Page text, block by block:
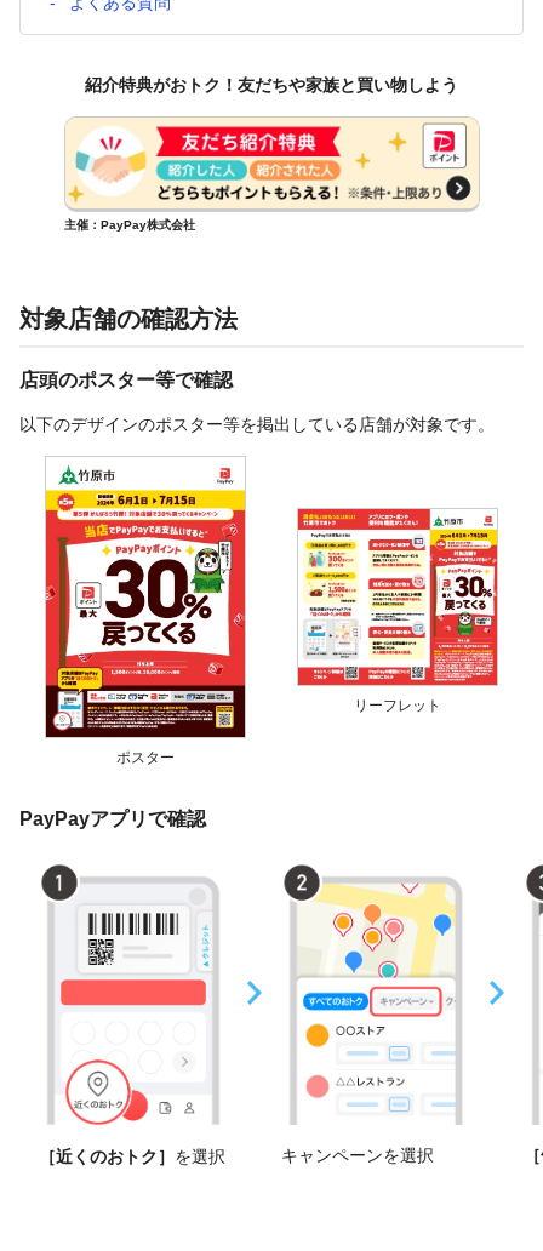
紹介特典がおトク！友だちや家族と買い物しよう
主催：PayPay株式会社
対象店舗の確認方法
店頭のポスター等で確認
以下のデザインのポスター等を掲出している店舗が対象です。
ポスター
リーフレット
PayPayアプリで確認
［近くのおトク］ を選択 キャンペーンを選択